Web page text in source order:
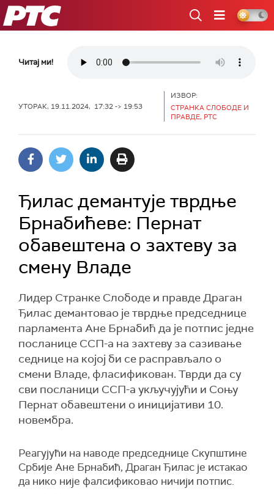
РТС
Читај ми!
УТОРАК, 19.11.2024, 17:32 -> 19:53
ИЗВОР:
СТРАНКА СЛОБОДЕ И
ПРАВДЕ, РТС
Ђилас демантује тврдње
Брнабићеве: Пернат
обавештена о захтеву за
смену Владе
Лидер Странке Слободе и правде Драган
Ђилас демантовао је тврдње председнице
парламента Ане Брнабић да је потпис једне
посланице ССП-а на захтеву за сазивање
седнице на којој би се расправљало о
смени Владе, фласификован. Тврди да су
сви посланици ССП-а укључујући и Соњу
Пернат обавештени о иницијативи 10.
новембра.
Реагујући на наводе председнице Скупштине
Србије Ане Брнабић, Драган Ђилас је истакао
да нико није фалсификовао ничији потпис.